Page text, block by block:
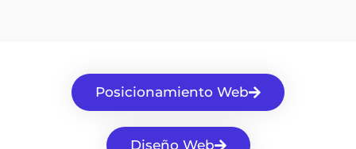
Posicionamiento Web
Diseño Web